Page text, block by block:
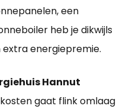
een
heb je dikwijls
energiepremie.
Hannut
gaat flink omlaag